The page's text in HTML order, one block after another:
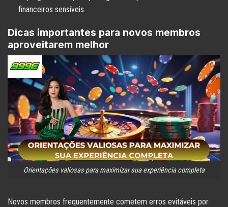
financeiros sensíveis.
Dicas importantes para novos membros
aproveitarem melhor
Orientações valiosas para maximizar sua experiência completa
Novos membros frequentemente cometem erros evitáveis por